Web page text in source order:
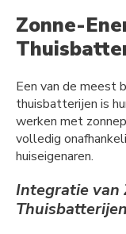
Zonne-
Een van de meest
thuisbatterijen is
werken met
volledig
huiseigenaren.
Integratie van
Thuisbatterijen